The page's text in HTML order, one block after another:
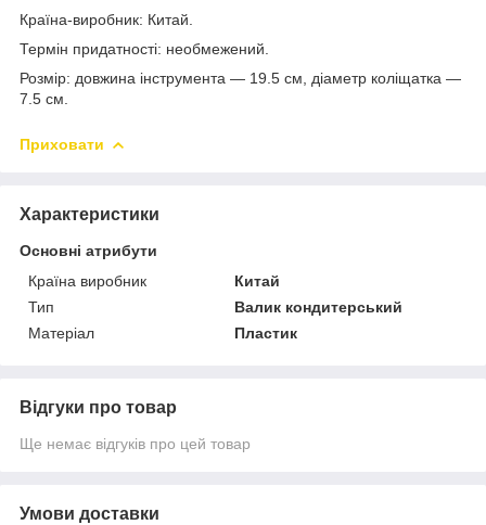
Країна-виробник: Китай.
Термін придатності: необмежений.
Розмір: довжина інструмента — 19.5 см, діаметр коліщатка —
7.5 см.
Приховати
Характеристики
Основні атрибути
Країна виробник
Китай
Тип
Валик кондитерський
Матеріал
Пластик
Відгуки про товар
Ще немає відгуків про цей товар
Умови доставки